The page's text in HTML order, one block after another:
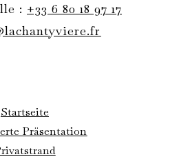
: +33 6 80 18 97 17
Startseite
Präsentation